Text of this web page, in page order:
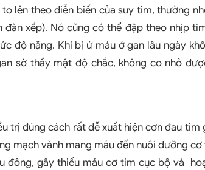
lên theo diễn biến của suy tim, thường
xếp). Nó cũng có thể đập theo nhịp
độ nặng. Khi bị ứ máu ở gan lâu ngày
sờ thấy mật độ chắc, không co nhỏ
trị đúng cách rất dễ xuất hiện cơn đau
mạch vành mang máu đến nuôi dưỡng
đông, gây thiếu máu cơ tim cục bộ và